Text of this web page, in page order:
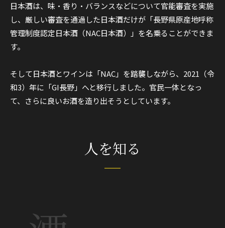
日本酒は、味・香り・バランスなどについて官能審査を実施
し、厳しい審査を通過した日本酒だけが「長野県原産地呼称
管理制度認定日本酒（NAC日本酒）」を名乗ることができま
す。
そして日本酒とワインは「NAC」を踏襲しながら、2021（令
和3）年に「GI長野」へと移行しました。官民一体となっ
て、さらに良いお酒を造り出そうとしています。
人を知る